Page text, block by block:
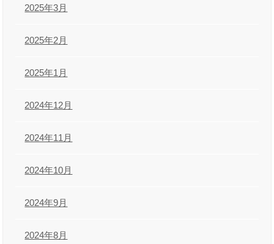
2025年3月
2025年2月
2025年1月
2024年12月
2024年11月
2024年10月
2024年9月
2024年8月